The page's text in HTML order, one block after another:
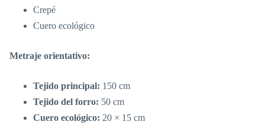
Crepé
Cuero ecológico
Metraje orientativo:
Tejido principal: 150 cm
Tejido del forro: 50 cm
Cuero ecológico: 20 × 15 cm